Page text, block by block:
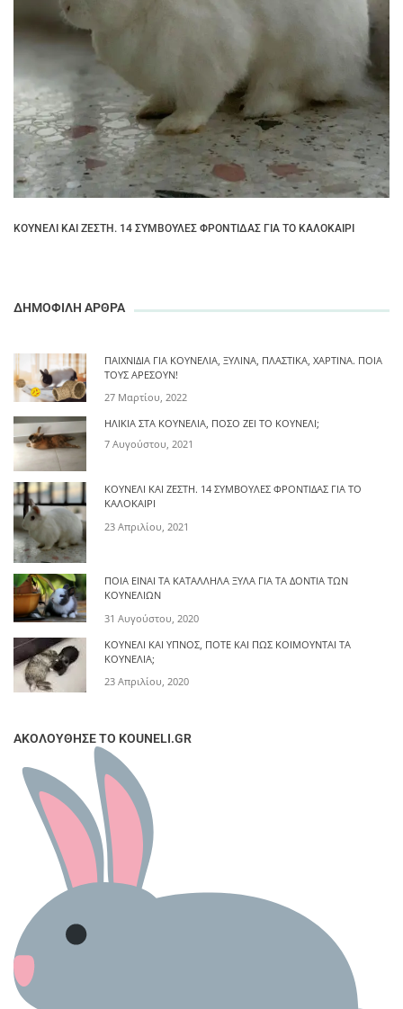
ΚΟΥΝΈΛΙ ΚΑΙ ΖΈΣΤΗ. 14 ΣΥΜΒΟΥΛΈΣ ΦΡΟΝΤΊΔΑΣ ΓΙΑ ΤΟ ΚΑΛΟΚΑΊΡΙ
ΔΗΜΟΦΙΛΗ ΑΡΘΡΑ
ΠΑΙΧΝΊΔΙΑ ΓΙΑ ΚΟΥΝΈΛΙΑ, ΞΎΛΙΝΑ, ΠΛΑΣΤΙΚΆ, ΧΆΡΤΙΝΑ. ΠΟΙΑ
ΤΟΥΣ ΑΡΈΣΟΥΝ!
27 Μαρτίου, 2022
ΗΛΙΚΊΑ ΣΤΑ ΚΟΥΝΈΛΙΑ, ΠΌΣΟ ΖΕΙ ΤΟ ΚΟΥΝΈΛΙ;
7 Αυγούστου, 2021
ΚΟΥΝΈΛΙ ΚΑΙ ΖΈΣΤΗ. 14 ΣΥΜΒΟΥΛΈΣ ΦΡΟΝΤΊΔΑΣ ΓΙΑ ΤΟ
ΚΑΛΟΚΑΊΡΙ
23 Απριλίου, 2021
ΠΟΙΑ ΕΊΝΑΙ ΤΑ ΚΑΤΆΛΛΗΛΑ ΞΎΛΑ ΓΙΑ ΤΑ ΔΌΝΤΙΑ ΤΩΝ
ΚΟΥΝΕΛΙΏΝ
31 Αυγούστου, 2020
ΚΟΥΝΈΛΙ ΚΑΙ ΎΠΝΟΣ, ΠΌΤΕ ΚΑΙ ΠΩΣ ΚΟΙΜΟΎΝΤΑΙ ΤΑ
ΚΟΥΝΈΛΙΑ;
23 Απριλίου, 2020
ΑΚΟΛΟΥΘΗΣΕ ΤΟ KOUNELI.GR